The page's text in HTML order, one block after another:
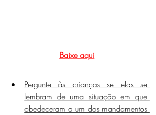
Baixe aqui
Pergunte às crianças se elas se
lembram de uma situação em que
obedeceram a um dos mandamentos